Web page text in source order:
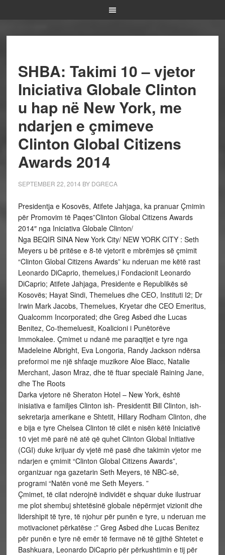
SHBA: Takimi 10 – vjetor
Iniciativa Globale Clinton
u hap në New York, me
ndarjen e çmimeve
Clinton Global Citizens
Awards 2014
SEPTEMBER 22, 2014 BY DGRECA
Presidentja e Kosovës, Atifete Jahjaga, ka pranuar Çmimin
për Promovim të Paqes”Clinton Global Citizens Awards
2014″ nga Iniciativa Globale Clinton/
Nga BEQIR SINA New York City/ NEW YORK CITY : Seth
Meyers u bë pritëse e 8-të vjetorit e mbrëmjes së çmimit
“Clinton Global Citizens Awards” ku nderuan me këtë rast
Leonardo DiCaprio, themelues,i Fondacionit Leonardo
DiCaprio; Atifete Jahjaga, Presidente e Republikës së
Kosovës; Hayat Sindi, Themelues dhe CEO, Instituti I2; Dr
Irwin Mark Jacobs, Themelues, Kryetar dhe CEO Emeritus,
Qualcomm Incorporated; dhe Greg Asbed dhe Lucas
Benitez, Co-themeluesit, Koalicioni i Punëtorëve
Immokalee. Çmimet u ndanë me paraqitjet e tyre nga
Madeleine Albright, Eva Longoria, Randy Jackson ndërsa
preformoi me një shfaqje muzikore Aloe Blacc, Natalie
Merchant, Jason Mraz, dhe të ftuar specialë Raining Jane,
dhe The Roots
Darka vjetore në Sheraton Hotel – New York, është
inisiativa e familjes Clinton ish- Presidentit Bill Clinton, ish-
sekretarja amerikane e Shtetit, Hillary Rodham Clinton, dhe
e bija e tyre Chelsea Clinton të cilët e nisën këtë Iniciativë
10 vjet më parë në atë që quhet Clinton Global Initiative
(CGI) duke krijuar dy vjetë më pasë dhe takimin vjetor me
ndarjen e çmimit “Clinton Global Citizens Awards”,
organizuar nga gazetarin Seth Meyers, të NBC-së,
programi “Natën vonë me Seth Meyers. ”
Çmimet, të cilat nderojnë individët e shquar duke ilustruar
me plot shembuj shtetësinë globale nëpërmjet vizionit dhe
lidershipit të tyre, të njohur për punën e tyre, u nderuan me
motivacionet përkatëse :” Greg Asbed dhe Lucas Benitez
për punën e tyre në emër të fermave në të gjithë Shtetet e
Bashkuara, Leonardo DiCaprio për përkushtimin e tij për